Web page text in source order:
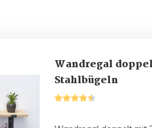
Wandregal
Stahlbügeln